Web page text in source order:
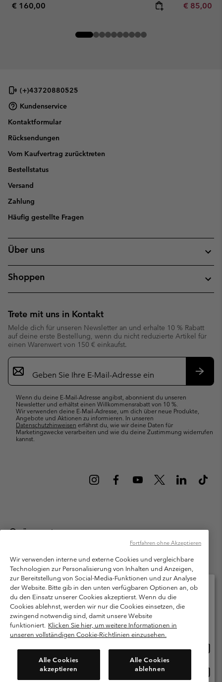
Regular price:
€ 160,00 Minimum
€ 85,00
(+)43720880525
Kundenservice
Kontaktformular
Rücksendungen
Vom Kaufvertrag zurücktreten
Bestellstatus
Versand
Zahlung
Häufig gestellte Fragen
Über uns
Shoppen
Trete mit uns in Kontakt
Melde dich für unseren Newsletter an und erhalte 10 % Rabatt
auf deine erste Bestellung, wenn du nicht reduzierte Artikel für
einen Warenwert von 150 € einkaufst.
Newsletter-
Anmeldung
Wenn du deine E-Mail-Adresse angibst, abonnierst du unseren
Newsletter und erhältst einen Willkommensrabatt von 10 %.
Wir verwenden deine E-Mail-Adresse, um dich über neue Produkte,
Angebote und Aktionen zu informieren. In unseren
Datenschutzhinweisen erfährst du, wie wir deine Daten für
Marketingzwecke verarbeiten und wie du deine Zustimmung widerrufen
kannst.
Österreich
Columbia Sportswear Austria GmbH. Moosfeldstraße 1, 5101
Bergheim, Salzburg Österreich. Alle Rechte vorbehalten.
Nutzungsbedingungen
Allgemeine Verkaufsbedingungen
Garantie
Datenschutzerklärung
Bestimmungen und Bedingungen des Mitglieder Programms
Nutzungsbedingungen Für Nutzergenerierte Inhalte
Cookies
Kundenservice: Mo- Fr. 9:00 - 13:00 & 14:00- 18:00 Uhr
(+)43720880525
Wir verwenden interne und externe Cookies und vergleichbare
Technologien zur Personalisierung von Inhalten und Anzeigen,
zur Bereitstellung von Social-Media-Funktionen und zur Analyse
der Website. Bitte gib in den unten verfügbaren Optionen an, ob
du den Einsatz unserer Cookies akzeptierst. Wenn du die
Cookies ablehnst, werden wir nur die Cookies einsetzen, die
zwingend notwendig sind, damit unsere Website
funktioniert. Klicken Sie hier, um weitere Informationen in
unseren vollständigen Cookie-Richtlinien einzusehen.
Alle Cookies
akzeptieren
Alle Cookies
ablehnen
Fortfahren ohne Akzeptieren
Bitte wählen Sie Ihr Lieferland und Ihre Sprache
Online-Einkauf verfügbar
Österreich